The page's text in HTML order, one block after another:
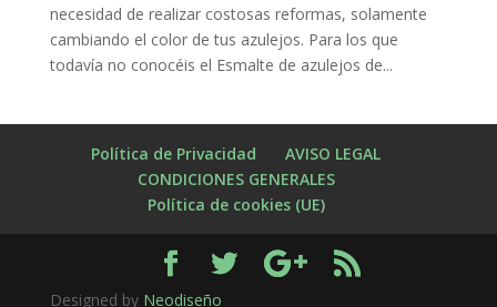
necesidad de realizar costosas reformas, solamente
cambiando el color de tus azulejos. Para los que
todavía no conocéis el Esmalte de azulejos de...
Política de Privacidad
AVISO LEGAL
CONDICIONES GENERALES
Política de cookies (UE)
Designed by Neodiseño